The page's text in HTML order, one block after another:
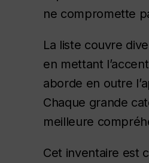
ne compromette
La liste couvre
en mettant
aborde en outre
Chaque grande
meilleure
Cet inventaire est